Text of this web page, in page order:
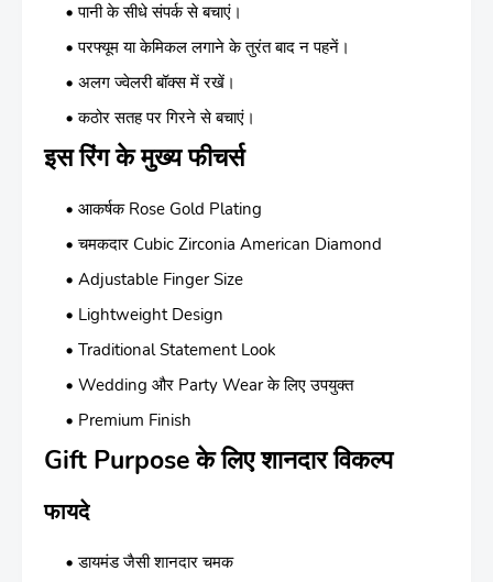
पानी के सीधे संपर्क से बचाएं।
परफ्यूम या केमिकल लगाने के तुरंत बाद न पहनें।
अलग ज्वेलरी बॉक्स में रखें।
कठोर सतह पर गिरने से बचाएं।
इस रिंग के मुख्य फीचर्स
आकर्षक Rose Gold Plating
चमकदार Cubic Zirconia American Diamond
Adjustable Finger Size
Lightweight Design
Traditional Statement Look
Wedding और Party Wear के लिए उपयुक्त
Premium Finish
Gift Purpose के लिए शानदार विकल्प
फायदे
डायमंड जैसी शानदार चमक